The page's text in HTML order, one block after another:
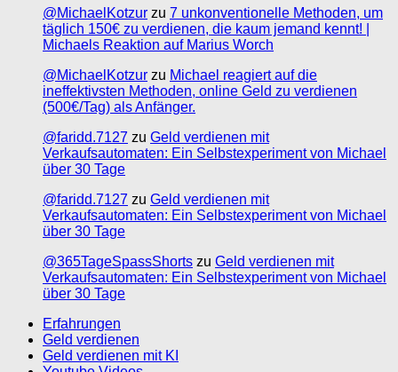
@MichaelKotzur zu 7 unkonventionelle Methoden, um
täglich 150€ zu verdienen, die kaum jemand kennt! |
Michaels Reaktion auf Marius Worch
@MichaelKotzur zu Michael reagiert auf die
ineffektivsten Methoden, online Geld zu verdienen
(500€/Tag) als Anfänger.
@faridd.7127 zu Geld verdienen mit
Verkaufsautomaten: Ein Selbstexperiment von Michael
über 30 Tage
@faridd.7127 zu Geld verdienen mit
Verkaufsautomaten: Ein Selbstexperiment von Michael
über 30 Tage
@365TageSpassShorts zu Geld verdienen mit
Verkaufsautomaten: Ein Selbstexperiment von Michael
über 30 Tage
Erfahrungen
Geld verdienen
Geld verdienen mit KI